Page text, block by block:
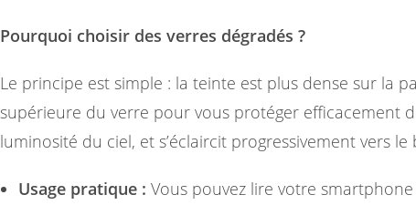
Pourquoi choisir des verres dégradés ?
Le principe est simple : la teinte est plus dense sur la
supérieure du verre pour vous protéger efficacement
luminosité du ciel, et s’éclaircit progressivement vers le
Usage pratique : Vous pouvez lire votre